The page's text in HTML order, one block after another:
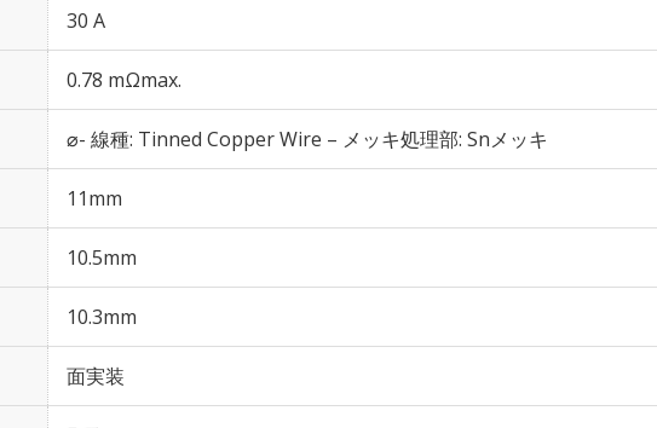
30 A
0.78 mΩmax.
⌀- 線種: Tinned Copper Wire – メッキ処理部: Snメッキ
11mm
10.5mm
10.3mm
面実装